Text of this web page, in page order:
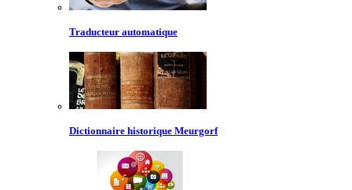
Traducteur automatique
Dictionnaire historique Meurgorf